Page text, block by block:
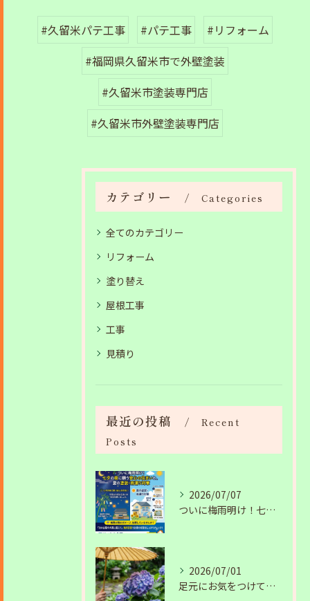
#久留米パテ工事 #パテ工事
#リフォーム
#福岡県久留米市で外壁塗装
#久留米市塗装専門店
#久留米市外壁塗装専門店
カテゴリー Categories
全てのカテゴリー
リフォーム
塗り替え
屋根工事
工事
見積り
最近の投稿
Recent
Posts
2026/07/07
ついに梅雨明け！七夕の夜に願う安心の住まいと、夏の塗装・雨漏り対策
2026/07/01
足元にお気をつけて。梅雨の季節を安全・快適に乗り切るコツ